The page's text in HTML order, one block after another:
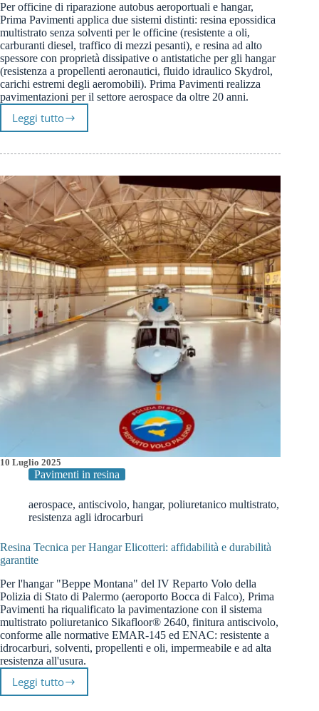
Per officine di riparazione autobus aeroportuali e hangar,
Prima Pavimenti applica due sistemi distinti: resina epossidica
multistrato senza solventi per le officine (resistente a oli,
carburanti diesel, traffico di mezzi pesanti), e resina ad alto
spessore con proprietà dissipative o antistatiche per gli hangar
(resistenza a propellenti aeronautici, fluido idraulico Skydrol,
carichi estremi degli aeromobili). Prima Pavimenti realizza
pavimentazioni per il settore aerospace da oltre 20 anni.
Leggi tuttoPavimenti
resina
Officine
di
riparazione
autobus
aeroportuali
e
hangar
10 Luglio 2025
Pavimenti in resina
aerospace, antiscivolo, hangar, poliuretanico multistrato,
resistenza agli idrocarburi
Resina Tecnica per Hangar Elicotteri: affidabilità e durabilità
garantite
Per l'hangar "Beppe Montana" del IV Reparto Volo della
Polizia di Stato di Palermo (aeroporto Bocca di Falco), Prima
Pavimenti ha riqualificato la pavimentazione con il sistema
multistrato poliuretanico Sikafloor® 2640, finitura antiscivolo,
conforme alle normative EMAR-145 ed ENAC: resistente a
idrocarburi, solventi, propellenti e oli, impermeabile e ad alta
resistenza all'usura.
Leggi tutto
Resina